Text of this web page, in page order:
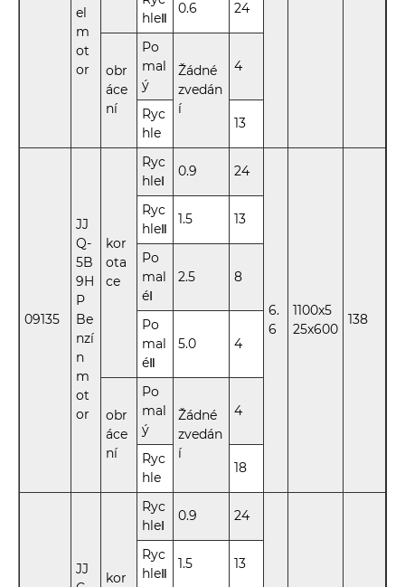
el
m
ot
or
hleⅡ
0.6 24
obr
áce
ní
Po
mal
ý
Žádné
zvedán
í
4
Ryc
hle
13
09135
JJ
Q-
5B
9H
P
Be
nzí
n
m
ot
or
kor
ota
ce
Ryc
hleⅠ
0.9 24
6.
6
1100x5
25x600
138
Ryc
hleⅡ
1.5 13
Po
mal
éⅠ
2.5 8
Po
mal
éⅡ
5.0 4
obr
áce
ní
Po
mal
ý
Žádné
zvedán
í
4
Ryc
hle
18
JJ
kor
Ryc
hleⅠ
0.9 24
Ryc
hleⅡ
1.5 13